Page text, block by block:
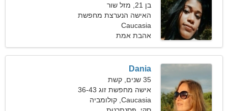
בן 21, מזל שור
האישה הנערצת מחפשת
חברים
Caucasia
אהבת אמת
Dania
35 שנים, קשת
אישה מחפשת זוג 36-43
Caucasia, קולומביה